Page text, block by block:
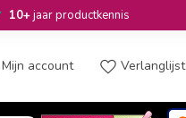
10+jaar productkennis
Mijn account Verlanglijst